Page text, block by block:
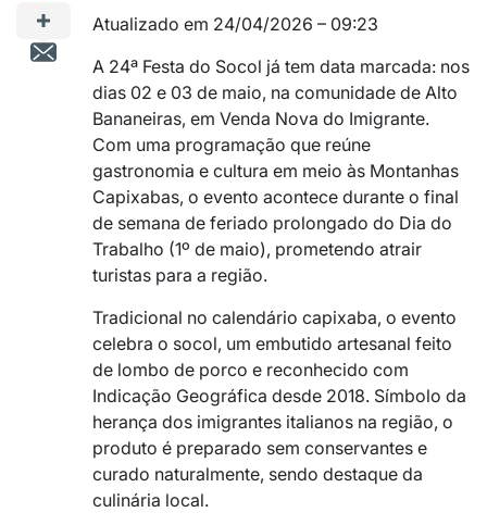
Atualizado em 24/04/2026 – 09:23
A 24ª Festa do Socol já tem data marcada: nos
dias 02 e 03 de maio, na comunidade de Alto
Bananeiras, em Venda Nova do Imigrante.
Com uma programação que reúne
gastronomia e cultura em meio às Montanhas
Capixabas, o evento acontece durante o final
de semana de feriado prolongado do Dia do
Trabalho (1º de maio), prometendo atrair
turistas para a região.
Tradicional no calendário capixaba, o evento
celebra o socol, um embutido artesanal feito
de lombo de porco e reconhecido com
Indicação Geográfica desde 2018. Símbolo da
herança dos imigrantes italianos na região, o
produto é preparado sem conservantes e
curado naturalmente, sendo destaque da
culinária local.